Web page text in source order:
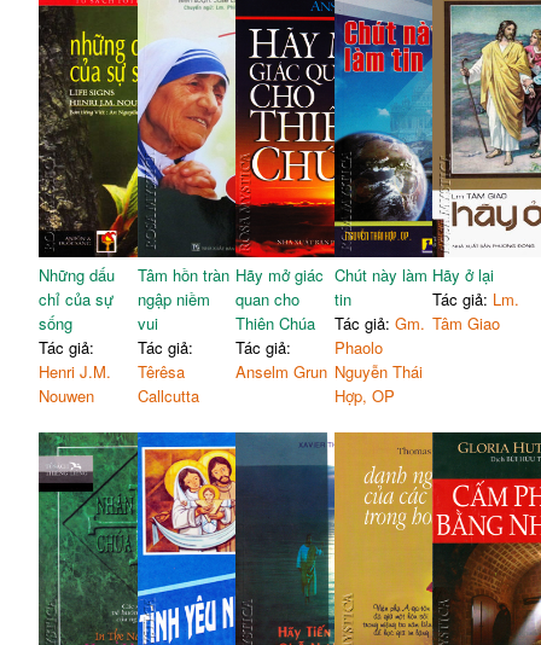
Những dấu
chỉ của sự
sống
Tác giả:
Henri J.M.
Nouwen
Tâm hồn tràn
ngập niềm
vui
Tác giả:
Têrêsa
Callcutta
Hãy mở giác
quan cho
Thiên Chúa
Tác giả:
Anselm Grun
Chút này làm
tin
Tác giả: Gm.
Phaolo
Nguyễn Thái
Hợp, OP
Hãy ở lại
Tác giả: Lm.
Tâm Giao